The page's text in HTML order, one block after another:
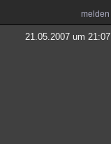
melden
21.05.2007 um 21:07